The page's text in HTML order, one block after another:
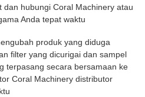
dan hubungi Coral Machinery atau
Anda tepat waktu
produk yang diduga
filter yang dicurigai dan sampel
terpasang secara bersamaan ke
Coral Machinery distributor